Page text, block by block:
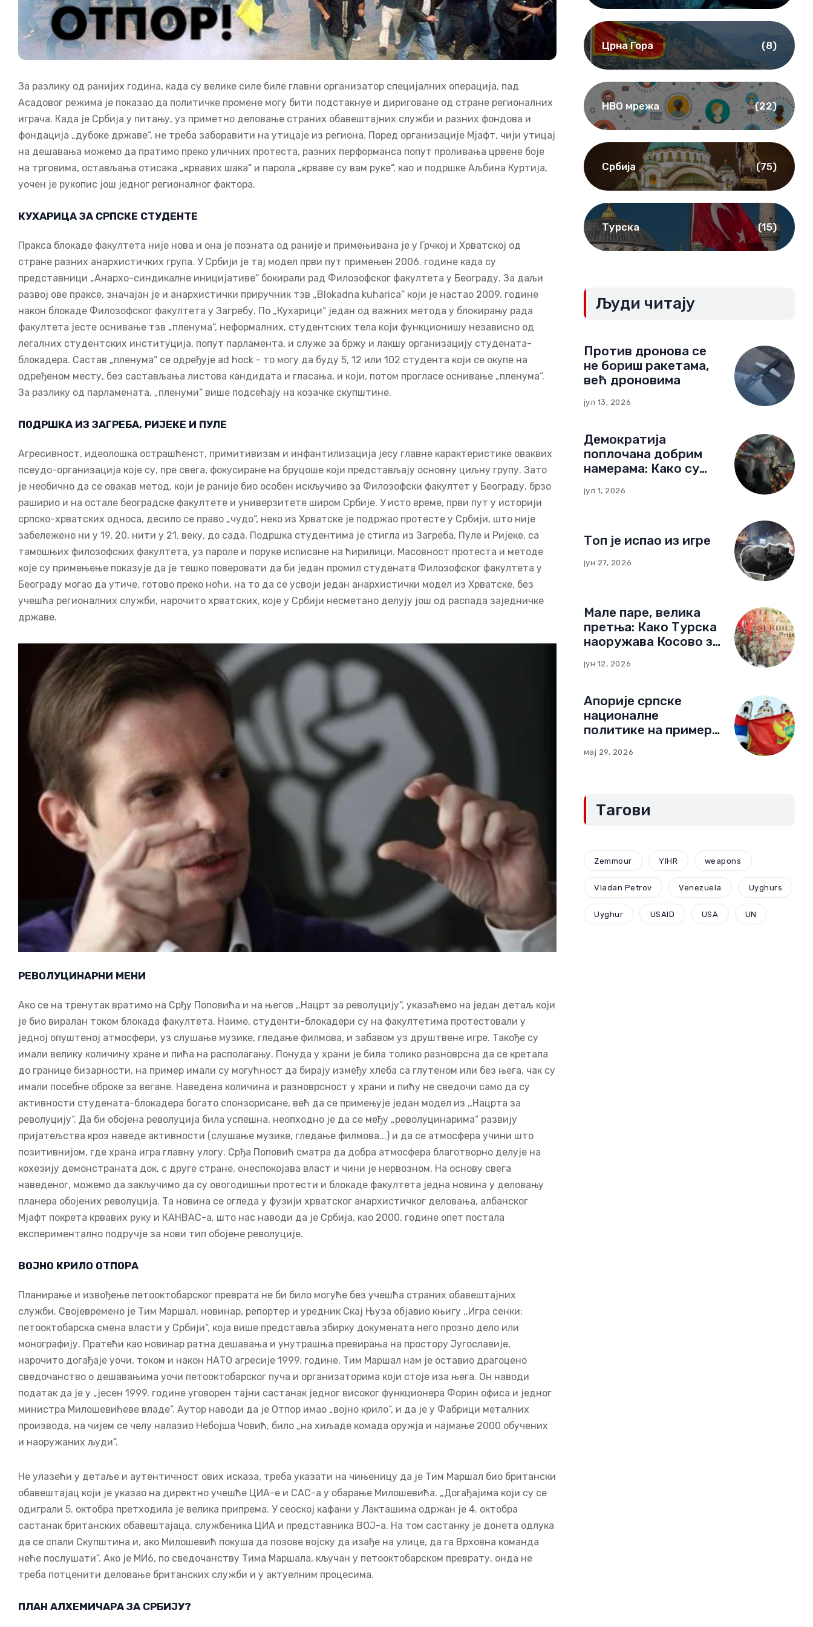
За разлику од ранијих година, када су велике силе биле главни организатор специјалних операција, пад
Асадовог режима је показао да политичке промене могу бити подстакнуе и дириговане од стране регионалних
играча. Када је Србија у питању, уз приметно деловање страних обавештајних служби и разних фондова и
фондација „дубоке државе“, не треба заборавити на утицаје из региона. Поред организације Мјафт, чији утицај
на дешавања можемо да пратимо преко уличних протеста, разних перформанса попут проливања црвене боје
на трговима, остављања отисака „крвавих шака“ и парола „крваве су вам руке“, као и подршке Аљбина Куртија,
уочен је рукопис још једног регионалног фактора.
КУХАРИЦА ЗА СРПСКЕ СТУДЕНТЕ
Пракса блокаде факултета није нова и она је позната од раније и примењивана је у Грчкој и Хрватској од
стране разних анархистичких група. У Србији је тај модел први пут примењен 2006. године када су
представници „Анархо-синдикалне иницијативе“ бокирали рад Филозофског факултета у Београду. За даљи
развој ове праксе, значајан је и анархистички приручник тзв „Blokadna kuharica“ који је настао 2009. године
након блокаде Филозофског факултета у Загребу. По „Кухарици“ један од важних метода у блокирању рада
факултета јесте оснивање тзв „пленума“, неформалних, студентских тела који функционишу независно од
легалних студентских институција, попут парламента, и служе за бржу и лакшу организацију студената-
блокадера. Састав „пленума“ се одређује ad hock - то могу да буду 5, 12 или 102 студента који се окупе на
одређеном месту, без састављања листова кандидата и гласања, и који, потом прогласе оснивање „пленума“.
За разлику од парламената, „пленуми“ више подсећају на козачке скупштине.
ПОДРШКА ИЗ ЗАГРЕБА, РИЈЕКЕ И ПУЛЕ
Агресивност, идеолошка острашћенст, примитивизам и инфантилизација јесу главне карактеристике оваквих
псеудо-организација које су, пре свега, фокусиране на бруцоше који представљају основну циљну групу. Зато
је необично да се овакав метод, који је раније био особен искључиво за Филозофски факултет у Београду, брзо
раширио и на остале београдске факултете и универзитете широм Србије. У исто време, први пут у историји
српско-хрватских односа, десило се право „чудо“, неко из Хрватске је подржао протесте у Србији, што није
забележено ни у 19, 20, нити у 21. веку, до сада. Подршка студентима је стигла из Загреба, Пуле и Ријеке, са
тамошњих филозофских факултета, уз пароле и поруке исписане на ћирилици. Масовност протеста и методе
које су примењење показује да је тешко поверовати да би један промил студената Филозофског факултета у
Београду могао да утиче, готово преко ноћи, на то да се усвоји један анархистички модел из Хрватске, без
учешћа регионалних служби, нарочито хрватских, које у Србији несметано делују још од распада заједничке
државе.
РЕВОЛУЦИНАРНИ МЕНИ
Ако се на тренутак вратимо на Срђу Поповића и на његов ,,Нацрт за револуцију“, указаћемо на један детаљ који
је био виралан током блокада факултета. Наиме, студенти-блокадери су на факултетима протестовали у
једној опуштеној атмосфери, уз слушање музике, гледање филмова, и забавом уз друштвене игре. Такође су
имали велику количину хране и пића на располагању. Понуда у храни је била толико разноврсна да се кретала
до границе бизарности, на пример имали су могућност да бирају између хлеба са глутеном или без њега, чак су
имали посебне оброке за вегане. Наведена количина и разноврсност у храни и пићу не сведочи само да су
активности студената-блокадера богато спонзорисане, већ да се примењује један модел из ,,Нацрта за
револуцију“. Да би обојена револуција била успешна, неопходно је да се међу „револуцинарима“ развију
пријатељства кроз наведе активности (слушање музике, гледање филмова...) и да се атмосфера учини што
позитивнијом, где храна игра главну улогу. Срђа Поповић сматра да добра атмосфера благотворно делује на
кохезију демонстраната док, с друге стране, онеспокојава власт и чини је нервозном. На основу свега
наведеног, можемо да закључимо да су овогодишњи протести и блокаде факултета једна новина у деловању
планера обојених револуција. Та новина се огледа у фузији хрватског анархистичког деловања, албанског
Мјафт покрета крвавих руку и КАНВАС-а, што нас наводи да је Србија, као 2000. године опет постала
експериментално подручје за нови тип обојене револуције.
ВОЈНО КРИЛО ОТПОРА
Планирање и извођење петооктобарског преврата не би било могуће без учешћа страних обавештајних
служби. Својевремено је Тим Маршал, новинар, репортер и уредник Скај Њуза објавио књигу ,,Игра сенки:
петооктобарска смена власти у Србији“, која више представља збирку докумената него прозно дело или
монографију. Пратећи као новинар ратна дешавања и унутрашња превирања на простору Југославије,
нарочито догађаје уочи, током и након НАТО агресије 1999. године, Тим Маршал нам је оставио драгоцено
сведочанство о дешавањима уочи петооктобарског пуча и организаторима који стоје иза њега. Он наводи
податак да је у „јесен 1999. године уговорен тајни састанак једног високог функционера Форин офиса и једног
министра Милошевићеве владе“. Аутор наводи да је Отпор имао „војно крило“, и да је у Фабрици металних
производа, на чијем се челу налазио Небојша Човић, било „на хиљаде комада оружја и најмање 2000 обучених
и наоружаних људи“.
Не улазећи у детаље и аутентичност ових исказа, треба указати на чињеницу да је Тим Маршал био британски
обавештајац који је указао на директно учешће ЦИА-е и САС-а у обарање Милошевића. „Догађајима који су се
одиграли 5. октобра претходила је велика припрема. У сеоској кафани у Лакташима одржан је 4. октобра
састанак британских обавештајаца, службеника ЦИА и представника ВОЈ-а. На том састанку је донета одлука
да се спали Скупштина и, ако Милошевић покуша да позове војску да изађе на улице, да га Врховна команда
неће послушати“. Ако је МИ6, по сведочанству Тима Маршала, кључан у петооктобарском преврату, онда не
треба потценити деловање британских служби и у актуелним процесима.
ПЛАН АЛХЕМИЧАРА ЗА СРБИЈУ?
Црна Гора (8)
НВО мрежа (22)
Србија (75)
Турска (15)
Људи читају
Против дронова се
не бориш ракетама,
већ дроновима
јул 13, 2026
Демократија
поплочана добрим
намерама: Како су
изградиле мрежу
јул 1, 2026
Топ је испао из игре
јун 27, 2026
Мале паре, велика
претња: Како Турска
наоружава Косово за
јун 12, 2026
Апорије српске
националне
политике на примеру
Компромиси и
мај 29, 2026
Тагови
Zemmour YIHR weapons
Vladan Petrov Venezuela Uyghurs
Uyghur USAID USA UN